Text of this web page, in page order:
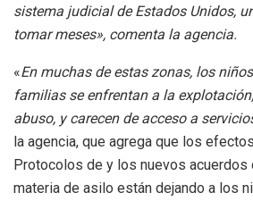
sistema judicial de Estados Unidos,
tomar meses», comenta la agencia.
«En muchas de estas zonas, los
familias se enfrentan a la
abuso, y carecen de acceso a
la agencia, que agrega que los
Protocolos de y los nuevos acuerdos
materia de asilo están dejando a los